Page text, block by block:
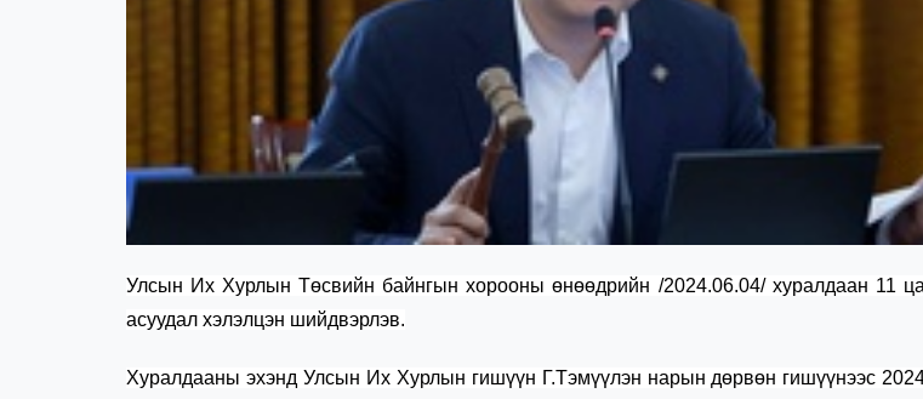
Улсын Их Хурлын Төсвийн байнгын хорооны өнөөдрийн /2024.06.04/ хуралдаан 11
асуудал хэлэлцэн шийдвэрлэв.
Хуралдааны эхэнд Улсын Их Хурлын гишүүн Г.Тэмүүлэн нарын дөрвөн гишүүнээс